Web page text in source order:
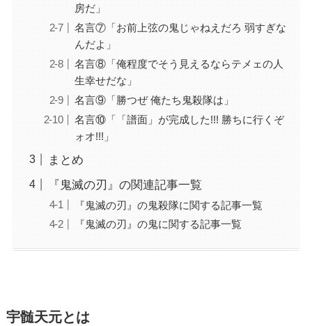
房だ」
名言⑦「お前上弦の鬼じゃねえだろ 弱すぎな
んだよ」
名言⑧「俺程度でそう見えるならテメェの人
生幸せだな」
名言⑨「勝つぜ 俺たち鬼殺隊は」
名言⑩「「譜面」が完成した!!! 勝ちに行くぞ
ォオ!!!」
まとめ
『鬼滅の刃』の関連記事一覧
『鬼滅の刃』の鬼殺隊に関する記事一覧
『鬼滅の刃』の鬼に関する記事一覧
宇髄天元とは